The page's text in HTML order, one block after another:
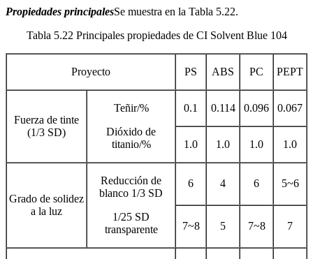
Propiedades principalesSe muestra en la Tabla 5.22.
Tabla 5.22 Principales propiedades de CI Solvent Blue 104
Proyecto PS ABS PC PEPT
Fuerza de tinte
(1/3 SD)
Teñir/%
Dióxido de
titanio/%
0.1 0.114 0.096 0.067
1.0 1.0 1.0 1.0
Grado de solidez
a la luz
Reducción de
blanco 1/3 SD
1/25 SD
transparente
6 4 6 5~6
7~8 5 7~8 7